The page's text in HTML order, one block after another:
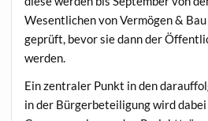
Wesentlichen von Vermögen &
geprüft, bevor sie dann der
werden.
Ein zentraler Punkt in den
in der Bürgerbeteiligung wird dabei